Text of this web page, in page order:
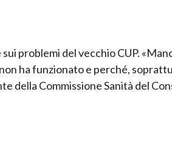
problemi del vecchio CUP.
ha funzionato e perché,
della Commissione Sanità del